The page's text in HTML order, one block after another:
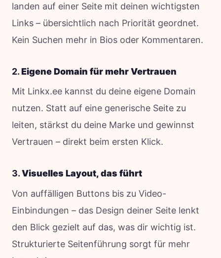
landen auf einer Seite mit deinen wichtigsten
Links – übersichtlich nach Priorität geordnet.
Kein Suchen mehr in Bios oder Kommentaren.
2.Eigene Domain für mehr Vertrauen
Mit Linkx.ee kannst du deine eigene Domain
nutzen. Statt auf eine generische Seite zu
leiten, stärkst du deine Marke und gewinnst
Vertrauen – direkt beim ersten Klick.
3.Visuelles Layout, das führt
Von auffälligen Buttons bis zu Video-
Einbindungen – das Design deiner Seite lenkt
den Blick gezielt auf das, was dir wichtig ist.
Strukturierte Seitenführung sorgt für mehr